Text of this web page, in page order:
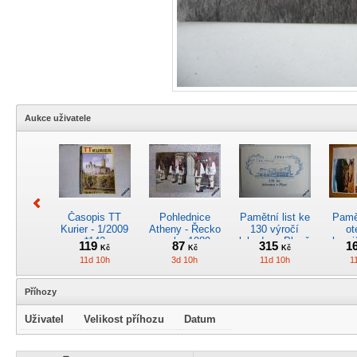
Aukce uživatele
Časopis TT
Kurier - 1/2009
*142
119Kč
11d 10h
Pohlednice
Atheny - Řecko
z roku 1989.
Nová nepoužitá
*5019
87 Kč
3d 10h
Pamětní list ke
130 výročí
lokodepa Plzeň
*2963
315 Kč
11d 10h
Kreslený 4osý osob. Časopis
Příhozy
Uživatel Velikost příhozu Datum